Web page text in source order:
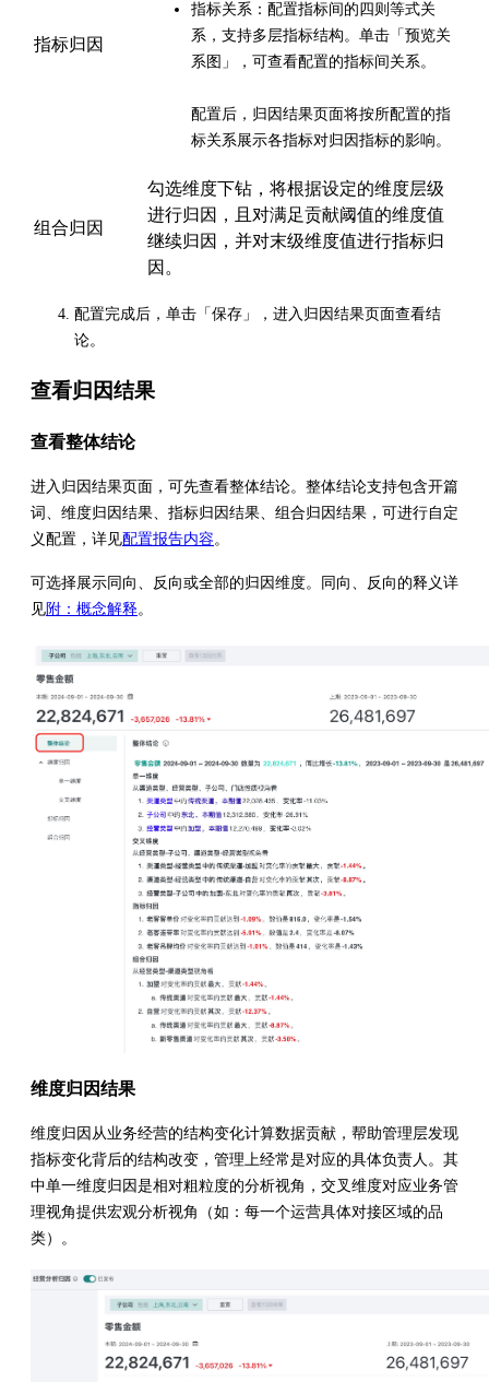
指标归因
指标关系：配置指标间的四则等式关
系，支持多层指标结构。单击「预览关
系图」，可查看配置的指标间关系。
配置后，归因结果页面将按所配置的指
标关系展示各指标对归因指标的影响。
组合归因
勾选维度下钻，将根据设定的维度层级
进行归因，且对满足贡献阈值的维度值
继续归因，并对末级维度值进行指标归
因。
配置完成后，单击「保存」，进入归因结果页面查看结
论。
查看归因结果
查看整体结论
进入归因结果页面，可先查看整体结论。整体结论支持包含开篇
词、维度归因结果、指标归因结果、组合归因结果，可进行自定
义配置，详见配置报告内容。
可选择展示同向、反向或全部的归因维度。同向、反向的释义详
见附：概念解释。
维度归因结果
维度归因从业务经营的结构变化计算数据贡献，帮助管理层发现
指标变化背后的结构改变，管理上经常是对应的具体负责人。其
中单一维度归因是相对粗粒度的分析视角，交叉维度对应业务管
理视角提供宏观分析视角（如：每一个运营具体对接区域的品
类）。